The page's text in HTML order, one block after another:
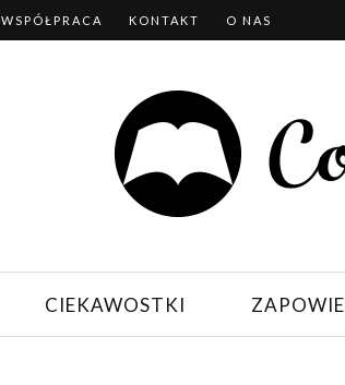
WSPÓŁPRACA KONTAKT O NAS
CIEKAWOSTKI